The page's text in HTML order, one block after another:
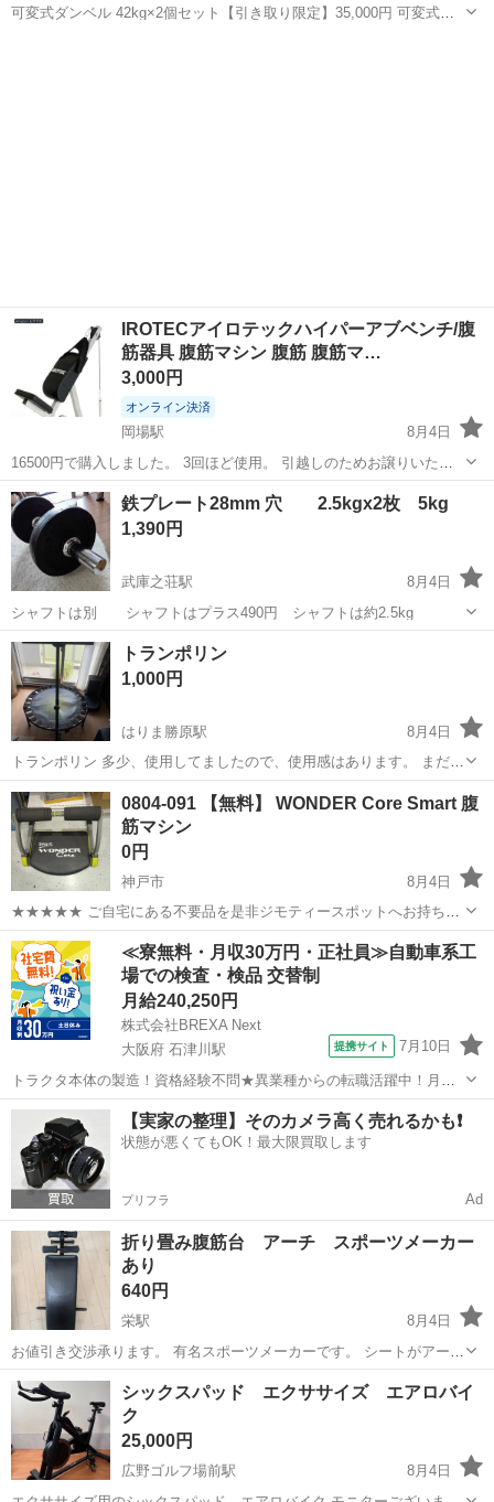
可変式ダンベル 42kg×2個セット【引き取り限定】35,000円 可変式ダ
IROTECアイロテックハイパーアブベンチ/腹
筋器具 腹筋マシン 腹筋 腹筋マ…
3,000円
オンライン決済
岡場駅
8月4日
16500円で購入しました。 3回ほど使用。 引越しのためお譲りいたし
ます。
兵庫 神戸市 岡場駅 フィットネス、トレーニング
腹筋
鉄プレート28mm 穴 2.5kgx2枚 5kg
1,390円
武庫之荘駅
8月4日
シャフトは別 シャフトはプラス490円 シャフトは約2.5kg
兵庫 尼崎市 武庫之荘駅
トランポリン
1,000円
はりま勝原駅
8月4日
トランポリン 多少、使用してましたので、使用感はあります。 まだま
だ、使えるので欲しい方 よろしくお願いします。 取りに来られる方で
お願いします。
兵庫 揖保郡 はりま勝原駅 フィットネス、トレーニング
0804-091 【無料】 WONDER Core Smart 腹
筋マシン
0円
神戸市
8月4日
★★★★★ ご自宅にある不要品を是非ジモティースポットへお持ち込
みしませんか？ 家電、趣味・スポーツ・レジャー用品、こども用品、
衣料服飾品、生活雑貨、家具、本、CD・DVDなどが無料でまとめて持
ち込めます！ ※詳細はこ...
兵庫 神戸市 フィットネス、トレーニング スポット
≪寮無料・月収30万円・正社員≫自動車系工
場での検査・検品 交替制
月給240,250円
株式会社BREXA Next
大阪府 石津川駅
提携サイト 7月10日
トラクタ本体の製造！資格経験不問★異業種からの転職活躍中！月収
例29万円以上！生活支援物資事前対応可◎即日入寮OK！寮費はずっと
無料＆備品付き1R寮完備！赴任旅費会社負担！工場まで無料送迎あり
◎《大阪府堺市》 人気の工場の...
大阪 堺市 石津川駅 その他
【実家の整理】そのカメラ高く売れるかも❗️
状態が悪くてもOK！最大限買取します
プリフラ Ad
折り畳み腹筋台 アーチ スポーツメーカー
あり
640円
栄駅
8月4日
お値引き交渉承ります。 有名スポーツメーカーです。 シートがアーチ
なのでストレッチを効かせながら腹筋を潰すぐらいのイメージです。
筋肉痛なりますよ！ 全体的に綺麗ですが、シートの真ん中あたりに複
数傷あり。 写真でご判断くださ...
兵庫 神戸市 栄駅 フィットネス、トレーニング
シックスパッド エクササイズ エアロバイ
ク
25,000円
広野ゴルフ場前駅
8月4日